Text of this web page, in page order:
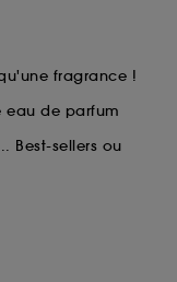
fragrance !
eau de parfum
Best-sellers ou